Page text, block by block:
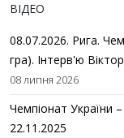
ВІДЕО
08.07.2026. Рига.
гра). Інтерв'ю
08 липня 2026
Чемпіонат України
22.11.2025